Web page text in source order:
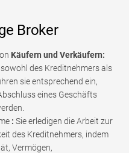
Broker
Käufern und Verkäufern:
des Kreditnehmers als
sie entsprechend ein,
eines Geschäfts
: Sie erledigen die Arbeit zur
des Kreditnehmers, indem
Vermögen,